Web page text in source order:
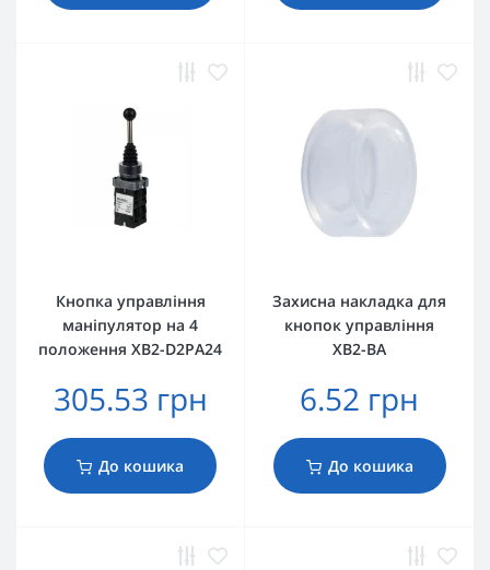
Кнопка управління
маніпулятор на 4
положення XB2-D2PA24
305.53 грн
До кошика
Захисна накладка для
кнопок управління
XB2-BA
6.52 грн
До кошика